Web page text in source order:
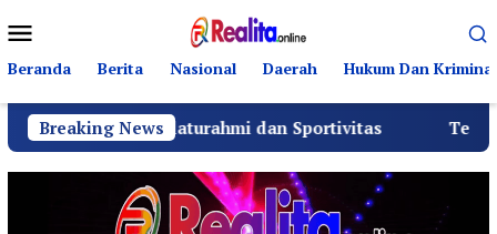
ke
kontenMobile
Beranda Berita Nasional Daerah Hukum Dan Kriminal
Breaking News
Silaturahmi dan Sportivitas Tekan Fatalitas